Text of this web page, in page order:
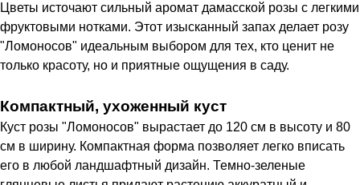
Цветы источают сильный аромат дамасской розы с легкими
фруктовыми нотками. Этот изысканный запах делает розу
"Ломоносов" идеальным выбором для тех, кто ценит не
только красоту, но и приятные ощущения в саду.
Компактный, ухоженный куст
Куст розы "Ломоносов" вырастает до 120 см в высоту и 80
см в ширину. Компактная форма позволяет легко вписать
его в любой ландшафтный дизайн. Темно-зеленые